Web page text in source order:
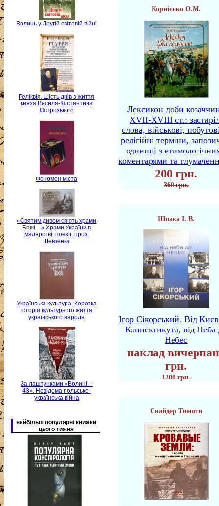
Волинь у Другій світовій війні
Реліквія. Шість днів з життя
князя Василя-Костянтина
Острозького
Феномен міста
«Святим дивом сяють храми
Божі…» Храми України в
малярстві, поезії, прозі
Шевченка
Українська культура. Коротка
історія культурного життя
українського народа
За лаштунками «Волині—
43». Невідома польсько-
українська війна
найбільш популярні книжки
цього тижня
Корнієнко О.М.
Лексикон доби
XVII-XVIII ст.:
слова, військові,
релігійні терміни,
одиниці з
коментарями та
200 грн.
360 грн.
Шпака І. В.
Ігор Сікорський. Від
Коннектикута, від Неба
Небес
наклад
грн.
1200 грн.
Снайдер Тимоти